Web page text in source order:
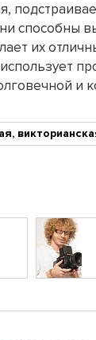
способны
их
и